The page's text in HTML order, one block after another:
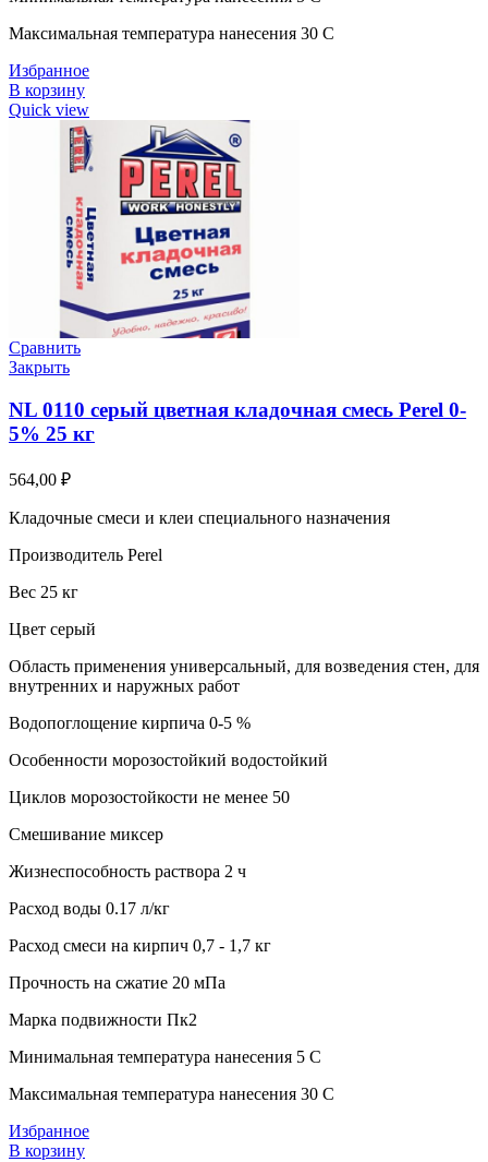
Максимальная температура нанесения 30 C
Избранное
В корзину
Quick view
Сравнить
Закрыть
NL 0110 серый цветная кладочная смесь Perel 0-
5% 25 кг
564,00 ₽
Кладочные смеси и клеи специального назначения
Производитель Perel
Вес 25 кг
Цвет серый
Область применения универсальный, для возведения стен, для
внутренних и наружных работ
Водопоглощение кирпича 0-5 %
Особенности морозостойкий водостойкий
Циклов морозостойкости не менее 50
Смешивание миксер
Жизнеспособность раствора 2 ч
Расход воды 0.17 л/кг
Расход смеси на кирпич 0,7 - 1,7 кг
Прочность на сжатие 20 мПа
Марка подвижности Пк2
Минимальная температура нанесения 5 C
Максимальная температура нанесения 30 C
Избранное
В корзину